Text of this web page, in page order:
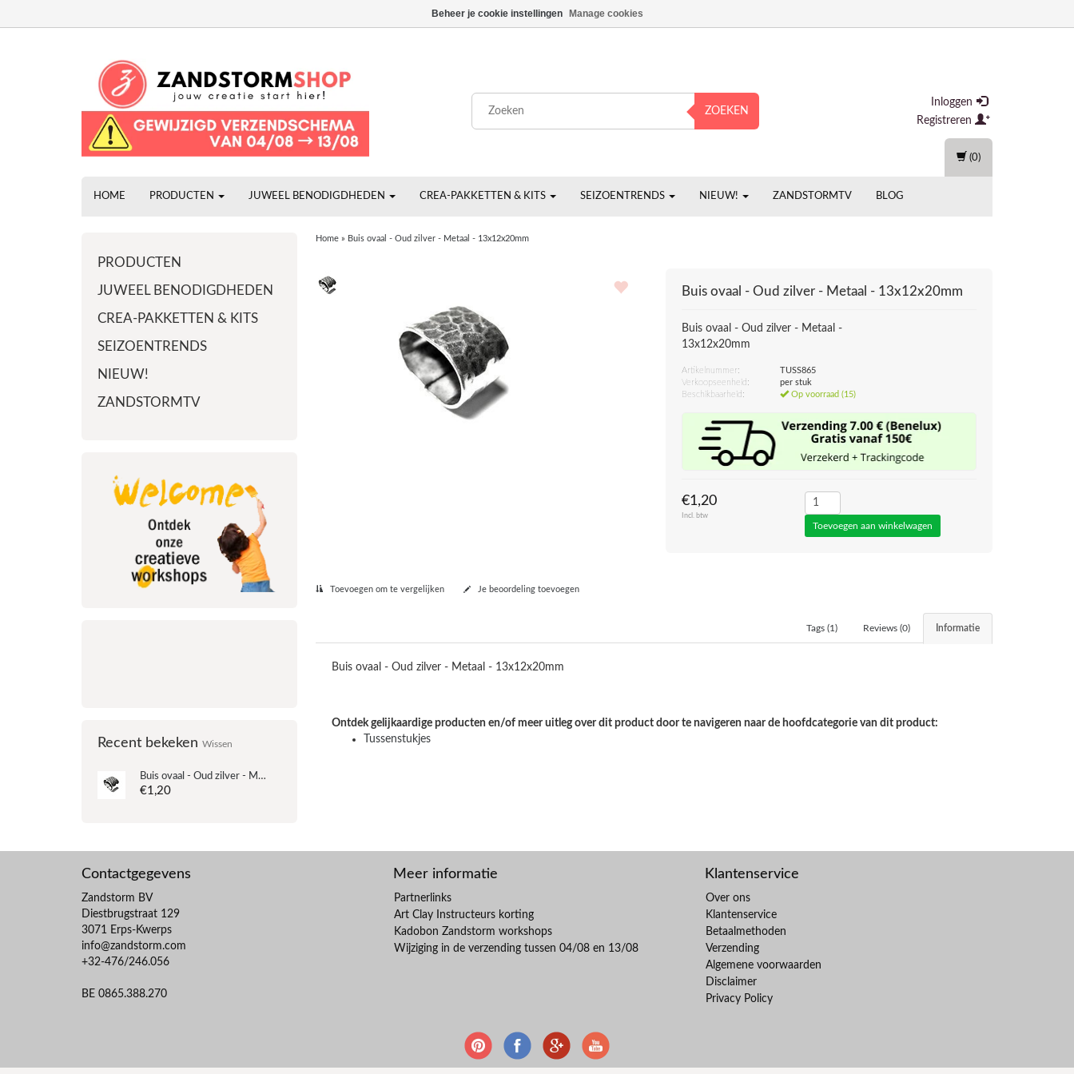
ZOEKEN
Inloggen
Registreren
HOME PRODUCTEN JUWEEL BENODIGDHEDEN CREA-PAKKETTEN & KITS SEIZOENTRENDS NIEUW! ZANDSTORMTV BLOG
(0)
PRODUCTEN
JUWEEL BENODIGDHEDEN
CREA-PAKKETTEN & KITS
SEIZOENTRENDS
NIEUW!
ZANDSTORMTV
Recent bekeken Wissen
Buis ovaal - Oud zilver - Metaal - 13x12x20mm
€1,20
Home» Buis ovaal - Oud zilver - Metaal - 13x12x20mm
Buis ovaal - Oud zilver - Metaal - 13x12x20mm
Buis ovaal - Oud zilver - Metaal -
13x12x20mm
Artikelnummer:
TUSS865
Verkoopseenheid:
per stuk
Beschikbaarheid:
Op voorraad (15)
€1,20
Incl. btw
Toevoegen om te vergelijken Je beoordeling toevoegen
Informatie
Reviews (0)
Tags (1)
Buis ovaal - Oud zilver - Metaal - 13x12x20mm
Ontdek gelijkaardige producten en/of meer uitleg over dit product door te navigeren naar de hoofdcategorie van dit product:
Tussenstukjes
Contactgegevens
Zandstorm BV
Diestbrugstraat 129
3071 Erps-Kwerps
info@zandstorm.com
+32-476/246.056
BE 0865.388.270
Meer informatie
Partnerlinks
Art Clay Instructeurs korting
Kadobon Zandstorm workshops
Wijziging in de verzending tussen 04/08 en 13/08
Klantenservice
Over ons
Klantenservice
Betaalmethoden
Verzending
Algemene voorwaarden
Disclaimer
Privacy Policy
Beheer je cookie instellingen Manage cookies